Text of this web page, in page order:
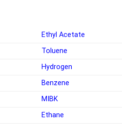
Ethyl Acetate
Toluene
Hydrogen
Benzene
MIBK
Ethane